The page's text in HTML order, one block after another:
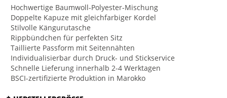
Hochwertige Baumwoll-Polyester-Mischung
Doppelte Kapuze mit gleichfarbiger Kordel
Stilvolle Kängurutasche
Rippbündchen für perfekten Sitz
Taillierte Passform mit Seitennähten
Individualisierbar durch Druck- und Stickservice
Schnelle Lieferung innerhalb 2-4 Werktagen
BSCI-zertifizierte Produktion in Marokko